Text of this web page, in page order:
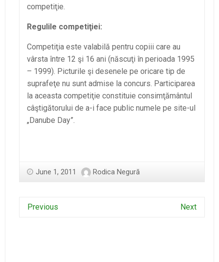
competiţie.
Regulile competiţiei:
Competiţia este valabilă pentru copiii care au
vârsta între 12 şi 16 ani (născuţi în perioada 1995
– 1999). Picturile şi desenele pe oricare tip de
suprafeţe nu sunt admise la concurs. Participarea
la aceasta competiţie constituie consimţământul
câştigătorului de a-i face public numele pe site-ul
„Danube Day”.
June 1, 2011 Rodica Negură
Previous Next